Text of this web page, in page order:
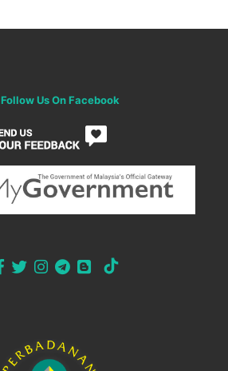
Follow Us On Facebook